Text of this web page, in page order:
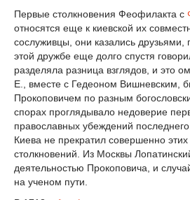
Первые столкновения Феофилакта с
относятся еще к киевской их
сослуживцы, они казались
этой дружбе еще долго спустя
разделяла разница взглядов, и это
Е., вместе с Гедеоном Вишневским,
Прокоповичем по разным
спорах проглядывало недоверие
православных убеждений
Киева не прекратил совершенно
столкновений. Из Москвы
деятельностью Прокоповича, и
на ученом пути.